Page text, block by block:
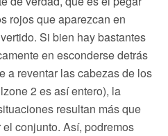
rojos que aparezcan en
Si bien hay bastantes
en esconderse detrás
a reventar las cabezas de los
2 es así entero), la
resultan más que
conjunto. Así, podremos